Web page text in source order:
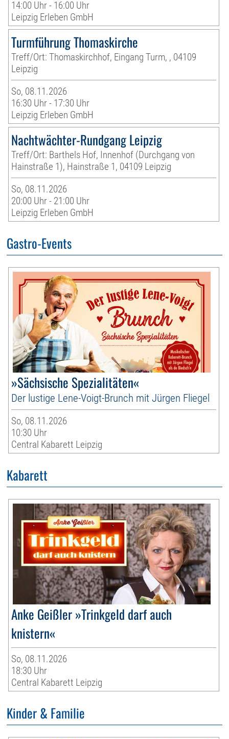
14:00 Uhr - 16:00 Uhr
Leipzig Erleben GmbH
Turmführung Thomaskirche
Treff/Ort: Thomaskirchhof, Eingang Turm, , 04109
Leipzig
So, 08.11.2026
16:30 Uhr - 17:30 Uhr
Leipzig Erleben GmbH
Nachtwächter-Rundgang Leipzig
Treff/Ort: Barthels Hof, Innenhof (Durchgang von
Hainstraße 1), Hainstraße 1, 04109 Leipzig
So, 08.11.2026
20:00 Uhr - 21:00 Uhr
Leipzig Erleben GmbH
Gastro-Events
»Sächsische Spezialitäten«
Der lustige Lene-Voigt-Brunch mit Jürgen Fliegel
So, 08.11.2026
10:30 Uhr
Central Kabarett Leipzig
Kabarett
Anke Geißler »Trinkgeld darf auch
knistern«
So, 08.11.2026
18:30 Uhr
Central Kabarett Leipzig
Kinder & Familie